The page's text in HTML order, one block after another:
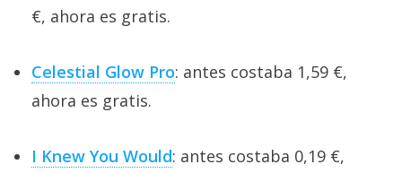
€, ahora es gratis.
Celestial Glow Pro: antes costaba 1,59 €,
ahora es gratis.
I Knew You Would: antes costaba 0,19 €,